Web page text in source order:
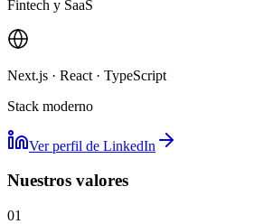
Fintech y SaaS
Next.js · React · TypeScript
Stack moderno
Ver perfil de LinkedIn
Nuestros valores
01